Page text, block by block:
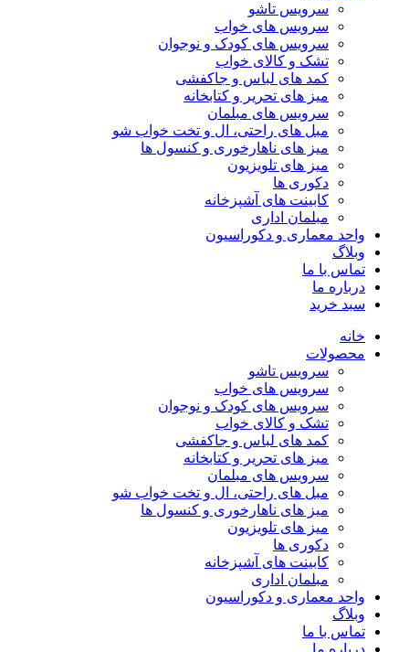
سرویس تاشو
سرویس های خواب
سرویس های کودک و نوجوان
تشک و کالای خواب
کمد های لباس و جاکفشی
میز های تحریر و کتابخانه
سرویس های مبلمان
مبل های راحتی، ال و تخت خواب شو
میز های ناهارخوری و کنسول ها
میز های تلویزیون
دکوری ها
کابینت های آشپزخانه
مبلمان اداری
واحد معماری و دکوراسیون
وبلاگ
تماس با ما
درباره ما
سبد خرید
خانه
محصولات
سرویس تاشو
سرویس های خواب
سرویس های کودک و نوجوان
تشک و کالای خواب
کمد های لباس و جاکفشی
میز های تحریر و کتابخانه
سرویس های مبلمان
مبل های راحتی، ال و تخت خواب شو
میز های ناهارخوری و کنسول ها
میز های تلویزیون
دکوری ها
کابینت های آشپزخانه
مبلمان اداری
واحد معماری و دکوراسیون
وبلاگ
تماس با ما
درباره ما